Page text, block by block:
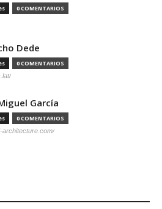
0 COMENTARIOS
Dede
0 COMENTARIOS
García
0 COMENTARIOS
architecture.com/